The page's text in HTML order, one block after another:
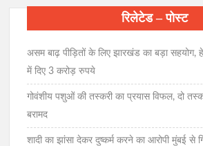
रिलेटेड – पोस्ट
असम बाढ़ पीड़ितों के लिए झारखंड का बड़ा सहयोग,
में दिए 3 करोड़ रुपये
गोवंशीय पशुओं की तस्करी का प्रयास विफल, दो
बरामद
शादी का झांसा देकर दुष्कर्म करने का आरोपी मुंबई से